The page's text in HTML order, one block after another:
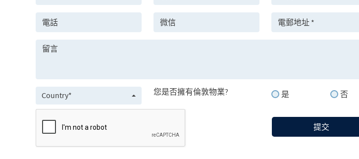
Country* 您是否擁有倫敦物業? 是 否
提交